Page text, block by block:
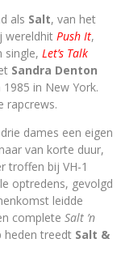
als Salt, van het
wereldhit Push It,
single, Let’s Talk
Sandra Denton
1985 in New York.
rapcrews.
dames een eigen
van korte duur,
troffen bij VH-1
optredens, gevolgd
leidde
complete Salt ’n
heden treedt Salt &